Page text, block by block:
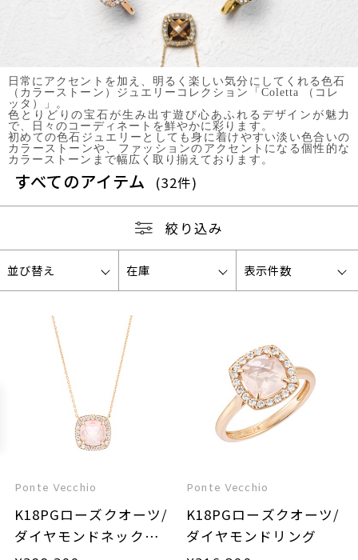
日常にアクセントを加え、明るく楽しい気分にしてくれる色石
（カラーストーン）ジュエリーコレクション「Coletta （コレ
ッタ）」。
色とりどりの宝石が生み出す遊び心あふれるデザインが魅力
で、日々のコーディネートを鮮やかに彩ります。
初めての色石ジュエリーとしても身に着けやすい淡い色合いの
カラーストーンや、ファッションのアクセントになる個性的な
カラーストーンまで幅広く取り揃えております。
すべてのアイテム (32件)
絞り込み
並び替え 在庫 表示件数
Ponte Vecchio
K18PGローズクオーツ/
ダイヤモンドネックレ
Ponte Vecchio
K18PGローズクオーツ/
ダイヤモンドリング